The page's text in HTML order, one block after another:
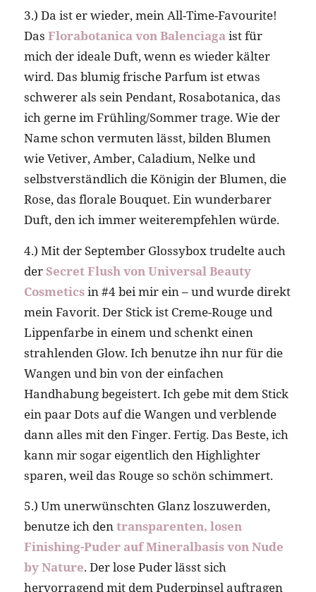
3.) Da ist er wieder, mein All-Time-Favourite!
Das Florabotanica von Balenciagaist für
mich der ideale Duft, wenn es wieder kälter
wird. Das blumig frische Parfum ist etwas
schwerer als sein Pendant, Rosabotanica, das
ich gerne im Frühling/Sommer trage. Wie der
Name schon vermuten lässt, bilden Blumen
wie Vetiver, Amber, Caladium, Nelke und
selbstverständlich die Königin der Blumen, die
Rose, das florale Bouquet. Ein wunderbarer
Duft, den ich immer weiterempfehlen würde.
4.) Mit der September Glossybox trudelte auch
derSecret Flush von Universal Beauty
Cosmeticsin #4 bei mir ein – und wurde direkt
mein Favorit. Der Stick ist Creme-Rouge und
Lippenfarbe in einem und schenkt einen
strahlenden Glow. Ich benutze ihn nur für die
Wangen und bin von der einfachen
Handhabung begeistert. Ich gebe mit dem Stick
ein paar Dots auf die Wangen und verblende
dann alles mit den Finger. Fertig. Das Beste, ich
kann mir sogar eigentlich den Highlighter
sparen, weil das Rouge so schön schimmert.
5.) Um unerwünschten Glanz loszuwerden,
benutze ich dentransparenten, losen
Finishing-Puder auf Mineralbasis von Nude
by Nature. Der lose Puder lässt sich
hervorragend mit dem Puderpinsel auftragen